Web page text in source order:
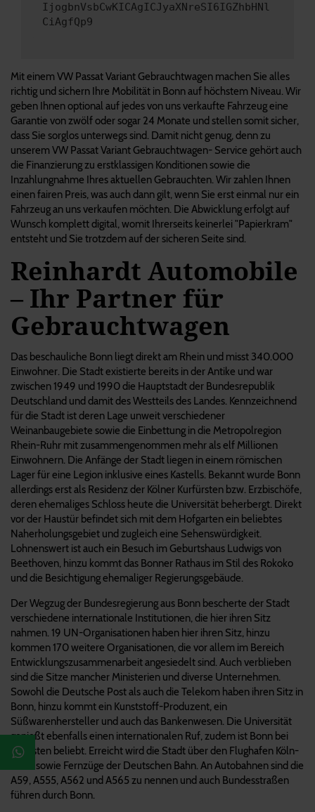
IjogbnVsbCwKICAgICJyaXNreSI6IGZhbHNl
CiAgfQp9
Mit einem VW Passat Variant Gebrauchtwagen machen Sie alles
richtig und sichern Ihre Mobilität in Bonn auf höchstem Niveau. Wir
geben Ihnen optional auf jedes von uns verkaufte Fahrzeug eine
Garantie von zwölf oder sogar 24 Monate und stellen somit sicher,
dass Sie sorglos unterwegs sind. Damit nicht genug, denn zu
unserem VW Passat Variant Gebrauchtwagen- Service gehört auch
die Finanzierung zu erstklassigen Konditionen sowie die
Inzahlungnahme Ihres aktuellen Gebrauchten. Wir zahlen Ihnen
einen fairen Preis, was auch dann gilt, wenn Sie erst einmal nur ein
Fahrzeug an uns verkaufen möchten. Die Abwicklung erfolgt auf
Wunsch komplett digital, womit Ihrerseits keinerlei "Papierkram"
entsteht und Sie trotzdem auf der sicheren Seite sind.
Reinhardt Automobile
– Ihr Partner für
Gebrauchtwagen
Das beschauliche Bonn liegt direkt am Rhein und misst 340.000
Einwohner. Die Stadt existierte bereits in der Antike und war
zwischen 1949 und 1990 die Hauptstadt der Bundesrepublik
Deutschland und damit des Westteils des Landes. Kennzeichnend
für die Stadt ist deren Lage unweit verschiedener
Weinanbaugebiete sowie die Einbettung in die Metropolregion
Rhein-Ruhr mit zusammengenommen mehr als elf Millionen
Einwohnern. Die Anfänge der Stadt liegen in einem römischen
Lager für eine Legion inklusive eines Kastells. Bekannt wurde Bonn
allerdings erst als Residenz der Kölner Kurfürsten bzw. Erzbischöfe,
deren ehemaliges Schloss heute die Universität beherbergt. Direkt
vor der Haustür befindet sich mit dem Hofgarten ein beliebtes
Naherholungsgebiet und zugleich eine Sehenswürdigkeit.
Lohnenswert ist auch ein Besuch im Geburtshaus Ludwigs von
Beethoven, hinzu kommt das Bonner Rathaus im Stil des Rokoko
und die Besichtigung ehemaliger Regierungsgebäude.
Der Wegzug der Bundesregierung aus Bonn bescherte der Stadt
verschiedene internationale Institutionen, die hier ihren Sitz
nahmen. 19 UN-Organisationen haben hier ihren Sitz, hinzu
kommen 170 weitere Organisationen, die vor allem im Bereich
Entwicklungszusammenarbeit angesiedelt sind. Auch verblieben
sind die Sitze mancher Ministerien und diverse Unternehmen.
Sowohl die Deutsche Post als auch die Telekom haben ihren Sitz in
Bonn, hinzu kommt ein Kunststoff-Produzent, ein
Süßwarenhersteller und auch das Bankenwesen. Die Universität
genießt ebenfalls einen internationalen Ruf, zudem ist Bonn bei
Touristen beliebt. Erreicht wird die Stadt über den Flughafen Köln-
Bonn sowie Fernzüge der Deutschen Bahn. An Autobahnen sind die
A59, A555, A562 und A565 zu nennen und auch Bundesstraßen
führen durch Bonn.